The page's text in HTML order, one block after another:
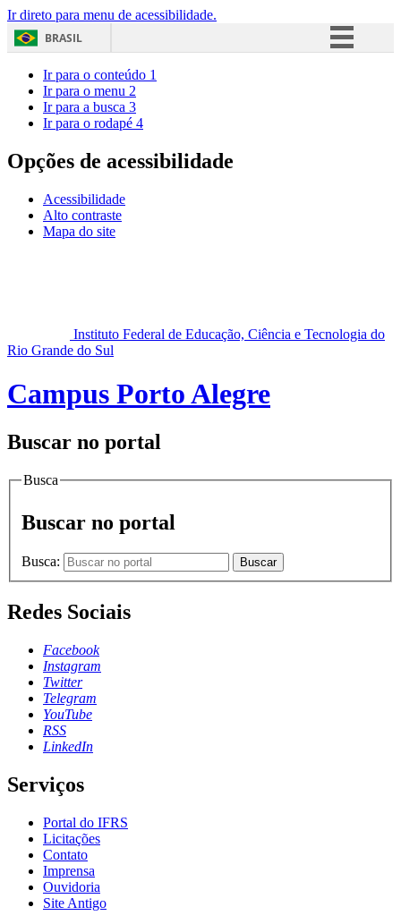
Ir direto para menu de acessibilidade.
BRASIL
Acesso à informação
Ir para o conteúdo 1
Ir para o menu 2
Ir para a busca 3
Ir para o rodapé 4
Opções de acessibilidade
Acessibilidade
Alto contraste
Mapa do site
Instituto Federal de Educação, Ciência e Tecnologia do
Rio Grande do Sul
Campus Porto Alegre
Buscar no portal
Busca
Buscar no portal
Busca: Buscar
Redes Sociais
Facebook
Instagram
Twitter
Telegram
YouTube
RSS
LinkedIn
Serviços
Portal do IFRS
Licitações
Contato
Imprensa
Ouvidoria
Site Antigo